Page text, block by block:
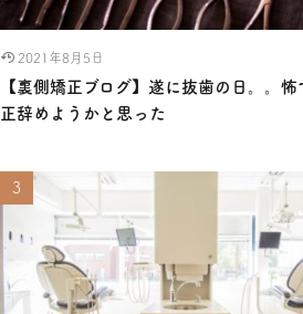
2021年8月5日
【裏側矯正ブログ】遂に抜歯の日。。
正辞めようかと思った